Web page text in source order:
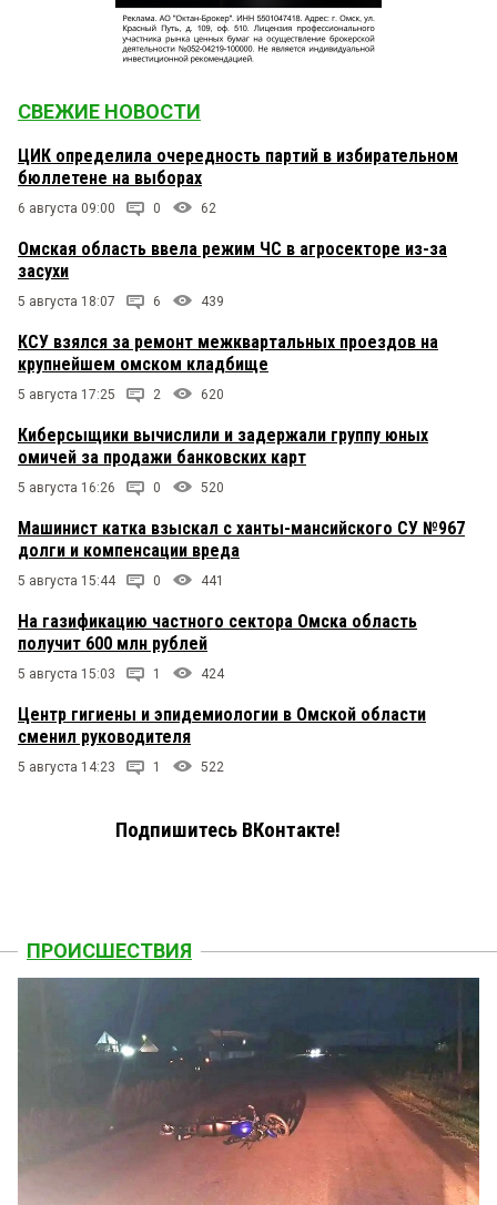
СВЕЖИЕ НОВОСТИ
ЦИК определила очередность партий в избирательном
бюллетене на выборах
6 августа 09:00 0 62
Омская область ввела режим ЧС в агросекторе из-за
засухи
5 августа 18:07 6 439
КСУ взялся за ремонт межквартальных проездов на
крупнейшем омском кладбище
5 августа 17:25 2 620
Киберсыщики вычислили и задержали группу юных
омичей за продажи банковских карт
5 августа 16:26 0 520
Машинист катка взыскал с ханты-мансийского СУ №967
долги и компенсации вреда
5 августа 15:44 0 441
На газификацию частного сектора Омска область
получит 600 млн рублей
5 августа 15:03 1 424
Центр гигиены и эпидемиологии в Омской области
сменил руководителя
5 августа 14:23 1 522
Подпишитесь ВКонтакте!
ПРОИСШЕСТВИЯ